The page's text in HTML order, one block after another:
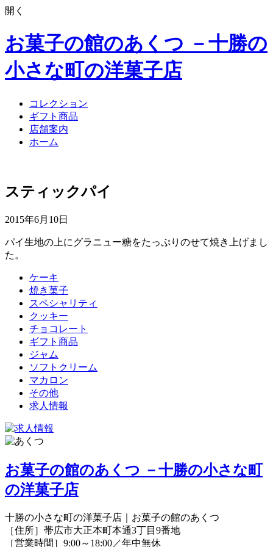
開く
お菓子の館のあくつ －十勝の
小さな町の洋菓子店
コレクション
ギフト商品
店舗案内
ホーム
スティックパイ
2015年6月10日
パイ生地の上にグラニュー糖をたっぷりのせて焼き上げまし
た。
ケーキ
焼き菓子
スペシャリティ
クッキー
チョコレート
ギフト商品
ジャム
ソフトクリーム
マカロン
その他
求人情報
お菓子の館のあくつ －十勝の小さな町
の洋菓子店
十勝の小さな町の洋菓子店｜お菓子の館のあくつ
［住所］帯広市大正本町本通3丁目9番地
［営業時間］9:00～18:00／年中無休